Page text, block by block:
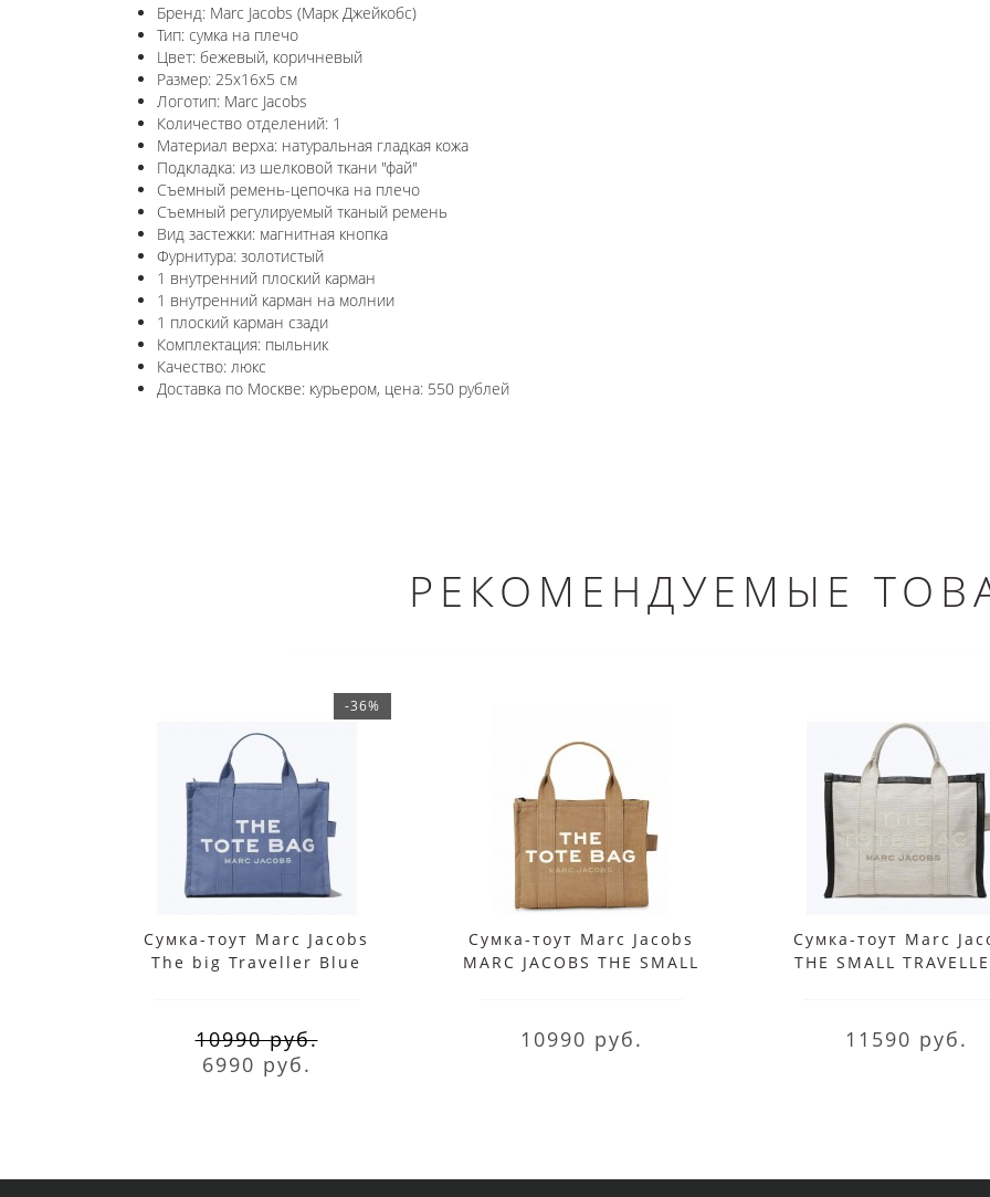
Бренд: Marc Jacobs (Марк Джейкобс)
Тип: сумка на плечо
Цвет: бежевый, коричневый
Размер: 25x16x5 см
Логотип: Marc Jacobs
Количество отделений: 1
Материал верха: натуральная гладкая кожа
Подкладка: из шелковой ткани "фай"
Съемный ремень-цепочка на плечо
Съемный регулируемый тканый ремень
Вид застежки: магнитная кнопка
Фурнитура: золотистый
1 внутренний плоский карман
1 внутренний карман на молнии
1 плоский карман сзади
Комплектация: пыльник
Качество: люкс
Доставка по Москве: курьером, цена: 550 рублей
РЕКОМЕНДУЕМЫЕ
-36%
Сумка-тоут Marc Jacobs
The big Traveller Blue
10990 руб.
6990 руб.
Сумка-тоут Marc Jacobs
MARC JACOBS THE SMALL
10990 руб.
Сумка-тоут Marc
THE SMALL
11590 руб.